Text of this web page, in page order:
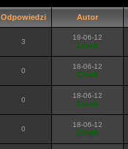
Odpowiedzi Autor
3
18-06-12
Cinek
0
18-06-12
Cinek
0
18-06-12
Cinek
0
18-06-12
Cinek